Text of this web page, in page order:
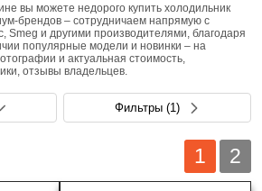
вы можете недорого купить холодильник
брендов – сотрудничаем напрямую с
Smeg и другими производителями, благодаря
популярные модели и новинки – на
и актуальная стоимость,
отзывы владельцев.
Фильтры (1)
1 2